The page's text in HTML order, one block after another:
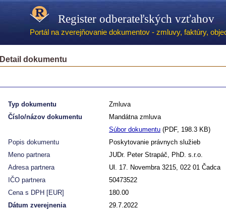
Register odberateľských vzťahov
Portál na zverejňovanie dokumentov - zmluvy, faktúry,
Detail dokumentu
Typ dokumentu
Zmluva
Číslo/názov dokumentu
Mandátna zmluva
Súbor dokumentu (PDF, 198.3 KB)
Popis dokumentu
Poskytovanie právnych služieb
Meno partnera
JUDr. Peter Strapáč, PhD. s.r.o.
Adresa partnera
Ul. 17. Novembra 3215, 022 01 Čadca
IČO partnera
50473522
Cena s DPH [EUR]
180.00
Dátum zverejnenia
29.7.2022